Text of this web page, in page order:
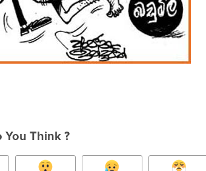
You Think ?